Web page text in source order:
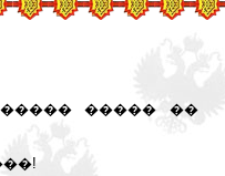
����� ��